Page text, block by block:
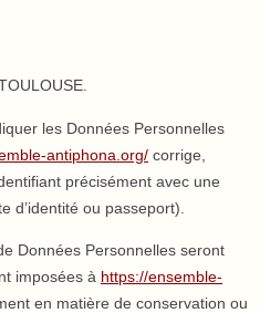
les Données Personnelles
antiphona.org/ corrige,
précisément avec une
d’identité ou passeport).
Données Personnelles seront
imposées à https://ensemble-
en matière de conservation ou